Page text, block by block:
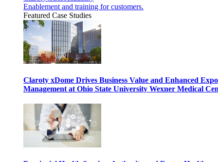
Enablement and training for customers.
Featured Case Studies
Claroty xDome Drives Business Value and Enhanced
Management at Ohio State University Wexner Medical